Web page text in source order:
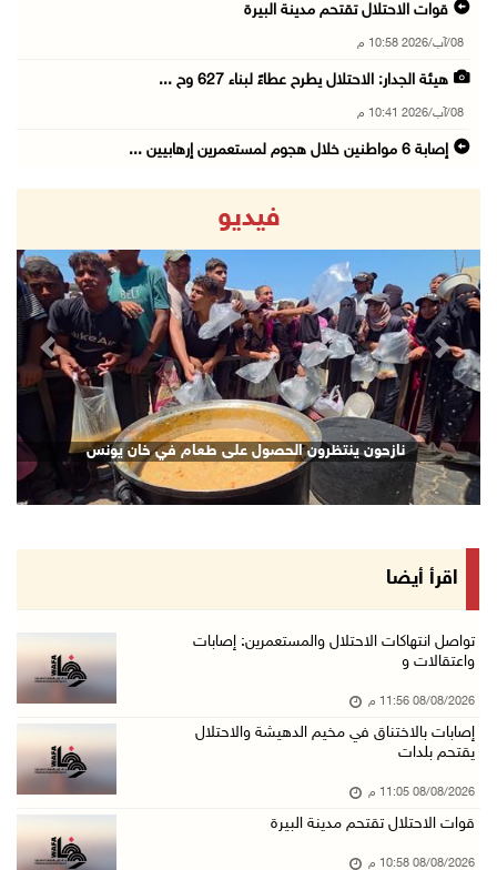
قوات الاحتلال تقتحم مدينة البيرة
08/آب/2026 10:58 م
هيئة الجدار: الاحتلال يطرح عطاءً لبناء 627 وح ...
08/آب/2026 10:41 م
إصابة 6 مواطنين خلال هجوم لمستعمرين إرهابيين ...
الاحتلال يحتجز مواطنين من طمون ومخيم الفارعة
08/آب/2026 09:33 م
الاحتلال يقتحم قرية المغير شمال شرق رام الله
08/آب/2026 09:32 م
مستعمرون يهاجمون مسجدا في بلدة إذنا غرب الخلي ...
08/آب/2026 09:11 م
الاحتلال يقتحم كوبر شمال رام الله
08/آب/2026 08:27 م
إصابات بالاختناق خلال مواجهات مع الاحتلال في ...
الاحتلال ينصب حواجز طيارة في محيط مخيم طولكرم ...
مستعمرون يهاجمون قرية أبو فلاح
مستعمرون يقتحمون بلدة بيت عور التحتا وقرية جل ...
08/آب/2026 06:39 م
فيديو
نازحون ينتظرون الحصول على طعام في خان يونس
Next
اقرأ أيضا
تواصل انتهاكات الاحتلال والمستعمرين: إصابات
واعتقالات و
08/08/2026 11:56 م
إصابات بالاختناق في مخيم الدهيشة والاحتلال
يقتحم بلدات
08/08/2026 11:05 م
قوات الاحتلال تقتحم مدينة البيرة
08/08/2026 10:58 م